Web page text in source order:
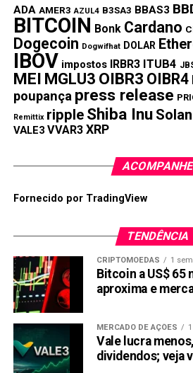
ADA AMER3 AZUL4 B3SA3 BBAS3
BITCOIN Bonk Cardano
Dogecoin Dogwifhat DOLAR
IBOV impostos IRBR3 ITUB4
MEI MGLU3 OIBR3 OIBR4
poupança press release
Remittix ripple Shiba Inu
VALE3 VVAR3 XRP
Fornecido por TradingView
TENDÊNCIA
CRIPTOMOEDAS 1
Bitcoin a US$ 65
aproxima e
MERCADO DE AÇÕES
Vale lucra
dividendos; veja